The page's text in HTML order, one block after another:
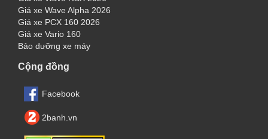
Giá xe Wave Alpha 2026
Giá xe PCX 160 2026
Giá xe Vario 160
Bảo dưỡng xe máy
Cộng đồng
Facebook
2banh.vn